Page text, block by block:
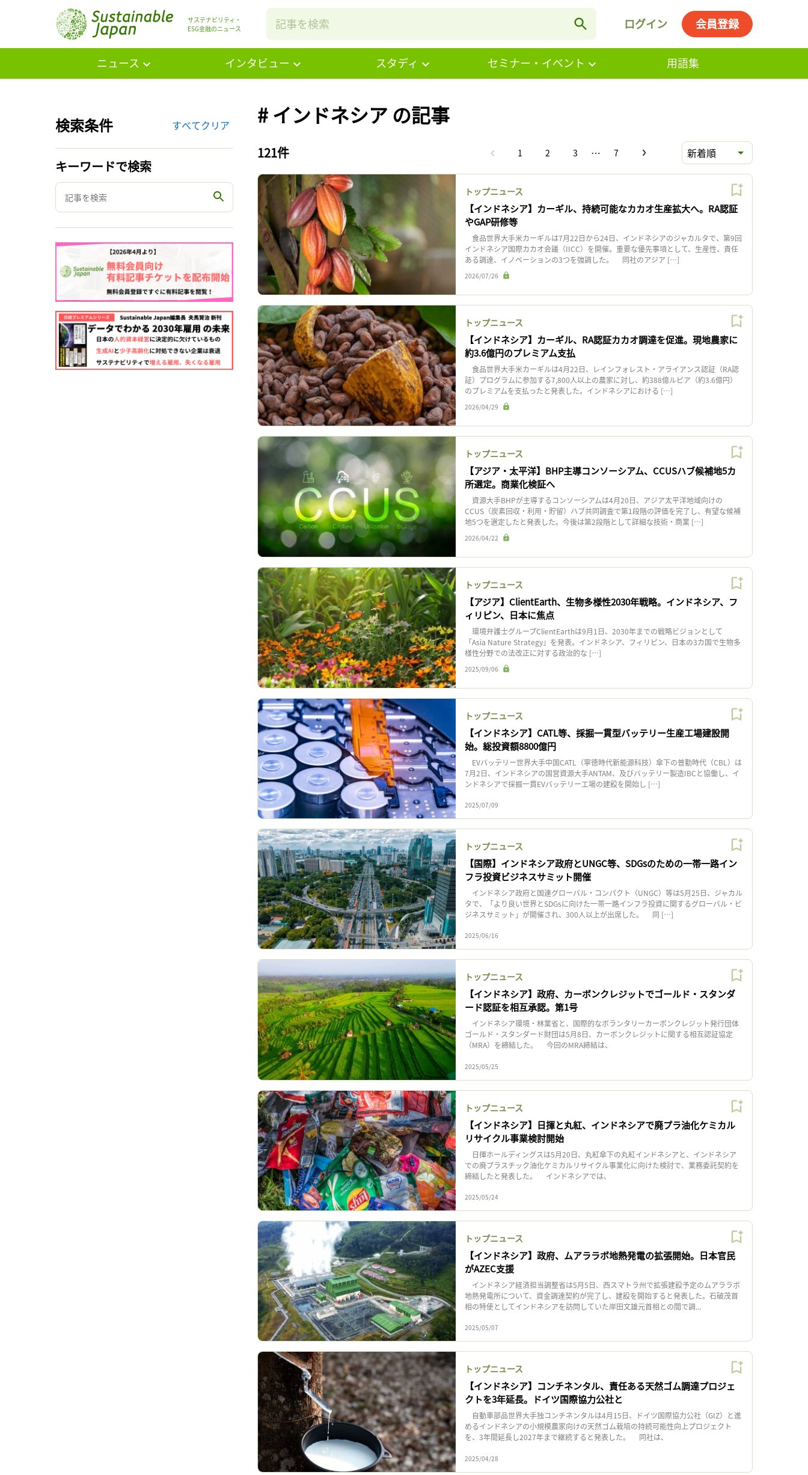
サステナビリティ・
ESG金融のニュース
ログイン 会員登録
ニュース インタビュー スタディ セミナー・イベント 用語集
検索条件 すべてクリア
キーワードで検索
# インドネシア の記事
121件 1 2 3 … 7 新着順
トップニュース
【インドネシア】カーギル、持続可能なカカオ生産拡大へ。RA認証
やGAP研修等
食品世界大手米カーギルは7月22日から24日、インドネシアのジャカルタで、第9回
インドネシア国際カカオ会議（IICC）を開催。重要な優先事項として、生産性、責任
ある調達、イノベーションの3つを強調した。 同社のアジア […]
2026/07/26
トップニュース
【インドネシア】カーギル、RA認証カカオ調達を促進。現地農家に
約3.6億円のプレミアム支払
食品世界大手米カーギルは4月22日、レインフォレスト・アライアンス認証（RA認
証）プログラムに参加する7,800人以上の農家に対し、約388億ルピア（約3.6億円）
のプレミアムを支払ったと発表した。インドネシアにおける […]
2026/04/29
トップニュース
【アジア・太平洋】BHP主導コンソーシアム、CCUSハブ候補地5カ
所選定。商業化検証へ
資源大手BHPが主導するコンソーシアムは4月20日、アジア太平洋地域向けの
CCUS（炭素回収・利用・貯留）ハブ共同調査で第1段階の評価を完了し、有望な候補
地5つを選定したと発表した。今後は第2段階として詳細な技術・商業 […]
2026/04/22
トップニュース
【アジア】ClientEarth、生物多様性2030年戦略。インドネシア、フ
ィリピン、日本に焦点
環境弁護士グループClientEarthは9月1日、2030年までの戦略ビジョンとして
「Asia Nature Strategy」を発表。インドネシア、フィリピン、日本の3カ国で生物多
様性分野での法改正に対する政治的な […]
2025/09/06
トップニュース
【インドネシア】CATL等、採掘一貫型バッテリー生産工場建設開
始。総投資額8800億円
EVバッテリー世界大手中国CATL（寧徳時代新能源科技）傘下の普勤時代（CBL）は
7月2日、インドネシアの国営資源大手ANTAM、及びバッテリー製造IBCと協働し、イ
ンドネシアで採掘一貫EVバッテリー工場の建設を開始し […]
2025/07/09
トップニュース
【国際】インドネシア政府とUNGC等、SDGsのための一帯一路イン
フラ投資ビジネスサミット開催
インドネシア政府と国連グローバル・コンパクト（UNGC）等は5月25日、ジャカル
タで、「より良い世界とSDGsに向けた一帯一路インフラ投資に関するグローバル・ビ
ジネスサミット」が開催され、300人以上が出席した。 同 […]
2025/06/16
トップニュース
【インドネシア】政府、カーボンクレジットでゴールド・スタンダ
ード認証を相互承認。第1号
インドネシア環境・林業省と、国際的なボランタリーカーボンクレジット発行団体
ゴールド・スタンダード財団は5月8日、カーボンクレジットに関する相互認証協定
（MRA）を締結した。 今回のMRA締結は、
2025/05/25
トップニュース
【インドネシア】日揮と丸紅、インドネシアで廃プラ油化ケミカル
リサイクル事業検討開始
日揮ホールディングスは5月20日、丸紅傘下の丸紅インドネシアと、インドネシア
での廃プラスチック油化ケミカルリサイクル事業化に向けた検討で、業務委託契約を
締結したと発表した。 インドネシアでは、
2025/05/24
トップニュース
【インドネシア】政府、ムアララボ地熱発電の拡張開始。日本官民
がAZEC支援
インドネシア経済担当調整省は5月5日、西スマトラ州で拡張建設予定のムアララボ
地熱発電所について、資金調達契約が完了し、建設を開始すると発表した。石破茂首
相の特使としてインドネシアを訪問していた岸田文雄元首相との間で調...
2025/05/07
トップニュース
【インドネシア】コンチネンタル、責任ある天然ゴム調達プロジェ
クトを3年延長。ドイツ国際協力公社と
自動車部品世界大手独コンチネンタルは4月15日、ドイツ国際協力公社（GIZ）と進
めるインドネシアの小規模農家向けの天然ゴム栽培の持続可能性向上プロジェクト
を、3年間延長し2027年まで継続すると発表した。 同社は、
2025/04/28
記事をお気に入りに保存するには
ログインが必要です
ログイン 会員登録